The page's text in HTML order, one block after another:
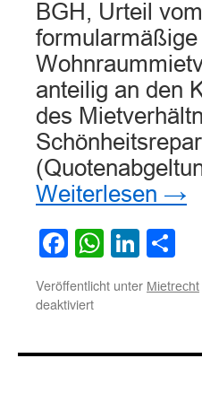
BGH, Urteil
anteilig an den
des
Weiterlesen →
Facebook
Veröffentlicht unter Mietrecht
deaktiviertfür
einer